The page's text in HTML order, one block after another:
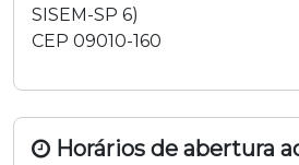
SISEM-SP 6)
CEP 09010-160
Horários de abertura